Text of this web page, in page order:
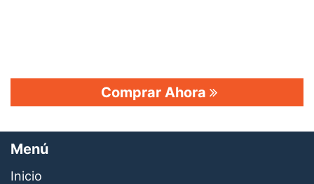
Comprar Ahora
Menú
Inicio